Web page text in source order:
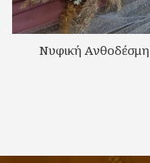
Νυφική Ανθοδέσμη